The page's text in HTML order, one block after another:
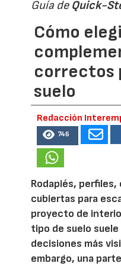
Guía de Quick-
Cómo
correctos
suelo
Redacción
746
Rodapiés, perfiles,
cubiertas para
proyecto de
tipo de suelo suele
decisiones más
embargo, una